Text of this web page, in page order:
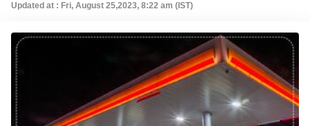
Updated at : Fri, August 25,2023, 8:22 am (IST)